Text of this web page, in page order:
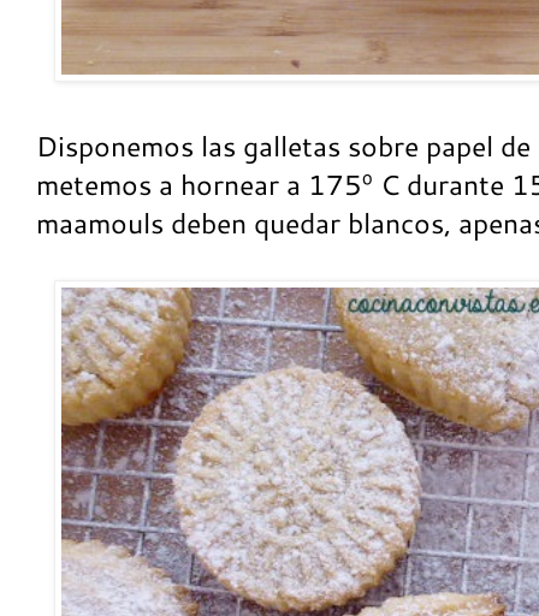
Disponemos las galletas sobre papel
metemos a hornear a 175º C durante
maamouls deben quedar blancos,